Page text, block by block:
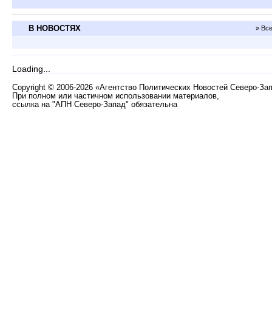
В НОВОСТЯХ »
Loading...
Copyright © 2006-2026 «Агентство Политических Новостей Северо-
При полном или частичном использовании материалов,
ссылка на "АПН Северо-Запад" обязательна